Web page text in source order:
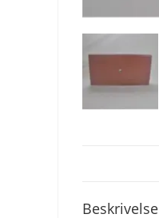
Beskrivelse